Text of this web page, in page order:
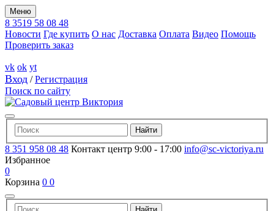
Меню
8 3519 58 08 48
Новости Где купить О нас Доставка Оплата Видео Помощь
Проверить заказ
vk ok yt
Вход /Регистрация
Поиск по сайту
8 351 958 08 48 Контакт центр 9:00 - 17:00 info@sc-victoriya.ru
Избранное
0
Корзина 0 0